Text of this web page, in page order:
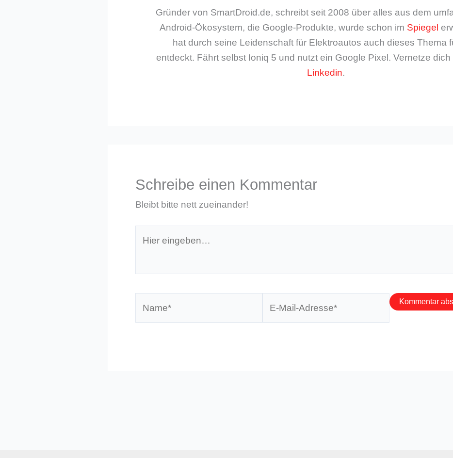
Gründer von SmartDroid.de, schreibt seit 2008 über alles aus dem
Android-Ökosystem, die Google-Produkte, wurde schon im Spiegel
hat durch seine Leidenschaft für Elektroautos auch dieses Thema
entdeckt. Fährt selbst Ioniq 5 und nutzt ein Google Pixel. Vernetze dich
Linkedin.
Schreibe einen Kommentar
Bleibt bitte nett zueinander!
eingeben…